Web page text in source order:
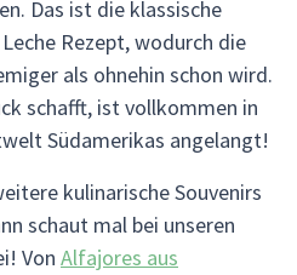
Das ist die klassische
Rezept, wodurch die
als ohnehin schon wird.
schafft, ist vollkommen in
Südamerikas angelangt!
kulinarische Souvenirs
schaut mal bei unseren
Von Alfajores aus